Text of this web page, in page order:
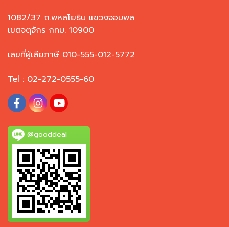
1082/37 ถ.พหลโยธิน แขวงจอมพล
เขตจตุจักร กทม. 10900
เลขที่ผู้เสียภาษี 010-555-012-5772
Tel : 02-272-0555-60
@gooddeal